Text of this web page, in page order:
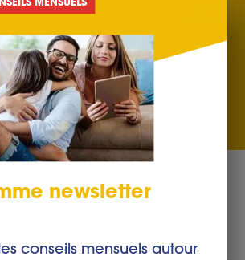
et d'actualités
newsletter
newsletter
conseils mensuels autour